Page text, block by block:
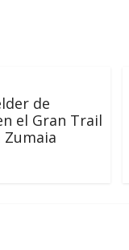
de
el Gran Trail
Zumaia